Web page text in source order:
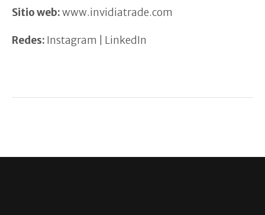
Sitio web:www.invidiatrade.com
Redes: Instagram | LinkedIn